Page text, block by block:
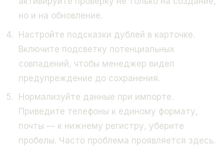
но и на обновление.
Настройте подсказки дублей в карточке.
Включите подсветку потенциальных
совпадений, чтобы менеджер видел
предупреждение до сохранения.
Нормализуйте данные при импорте.
Приведите телефоны к единому формату,
почты — к нижнему регистру, уберите
пробелы. Часто проблема проявляется здесь.